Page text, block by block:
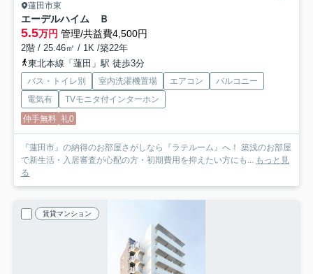
蓮田市東
エーデルハイム Ｂ
5.5万円 管理/共益費4,500円
2階 / 25.46㎡ / 1K /築22年
東北本線「蓮田」駅 徒歩3分
バス・トイレ別 室内洗濯機置場 エアコン
バルコニー
電気有
TVモニタ付インターホン
仲手無料 礼0
『蓮田市』の納得のお部屋さがしなら『ラテルーム』へ！ 築浅のお部屋
で新生活・入居審査が心配の方・初期費用を抑えたい方にも... もっと見
る
賃貸マンション